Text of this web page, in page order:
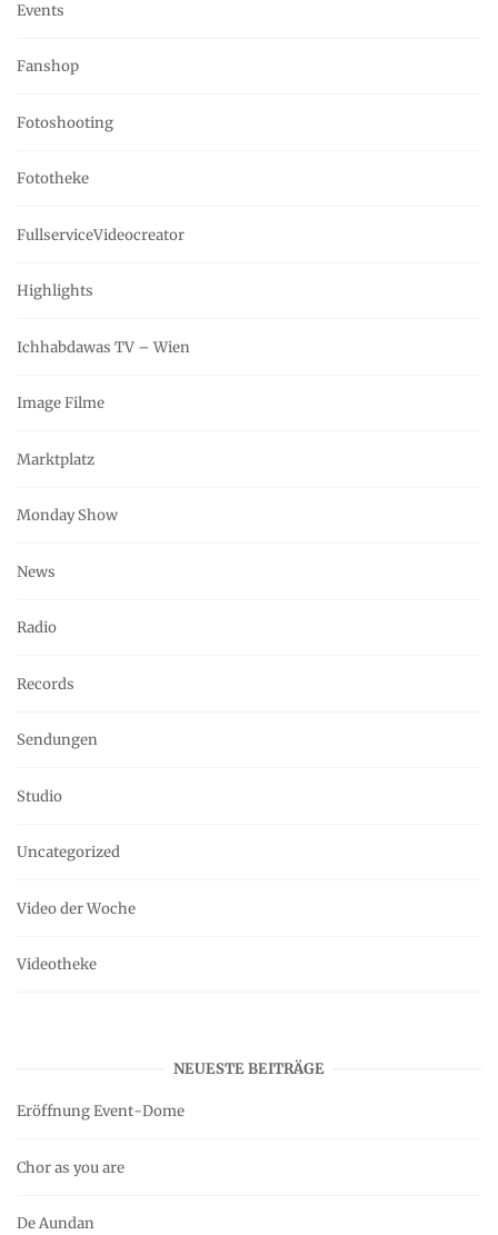
Events
Fanshop
Fotoshooting
Fototheke
FullserviceVideocreator
Highlights
Ichhabdawas TV – Wien
Image Filme
Marktplatz
Monday Show
News
Radio
Records
Sendungen
Studio
Uncategorized
Video der Woche
Videotheke
NEUESTE BEITRÄGE
Eröffnung Event-Dome
Chor as you are
De Aundan